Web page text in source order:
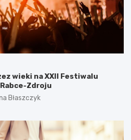
wieki na XXII Festiwalu
Zdroju
Błaszczyk